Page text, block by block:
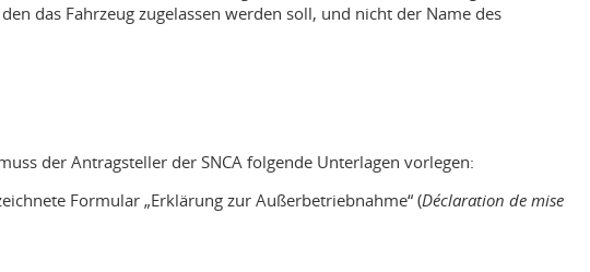
das Fahrzeug zugelassen werden soll, und nicht der Name des
der Antragsteller der SNCA folgende Unterlagen vorlegen:
Formular „Erklärung zur Außerbetriebnahme“ (Déclaration de mise